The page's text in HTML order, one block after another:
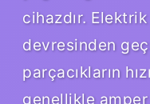
cihazdır.
devresinden
parçacıkların
genellikle